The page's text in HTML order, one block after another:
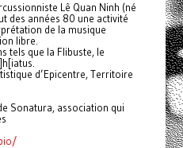
Lê Quan Ninh (né
des années 80 une activité
de la musique
libre.
tels que la Flibuste, le
d’Epicentre, Territoire
Sonatura, association qui